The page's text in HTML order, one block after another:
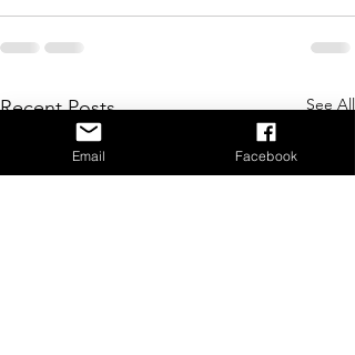
Recent Posts See All
Email Facebook